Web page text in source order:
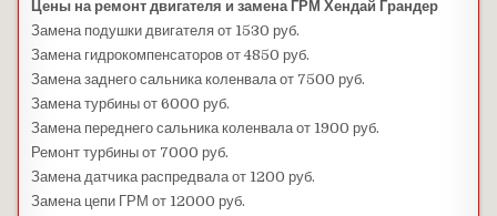
Цены на ремонт двигателя и замена ГРМ Хендай Грандер
Замена подушки двигателя от 1530 руб.
Замена гидрокомпенсаторов от 4850 руб.
Замена заднего сальника коленвала от 7500 руб.
Замена турбины от 6000 руб.
Замена переднего сальника коленвала от 1900 руб.
Ремонт турбины от 7000 руб.
Замена датчика распредвала от 1200 руб.
Замена цепи ГРМ от 12000 руб.